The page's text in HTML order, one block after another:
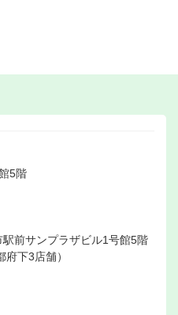
5階
サンプラザビル1号館5階
下3店舗）